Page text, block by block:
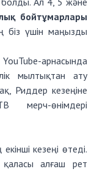
бойтұмарлары
біз үшін маңызды
арнасында
мылтықтан ату
Риддер кезеңіне
өнімдері
кезеңі өтеді.
қаласы алғаш рет